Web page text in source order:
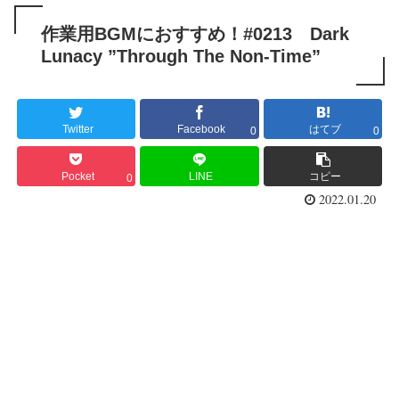
作業用BGMにおすすめ！#0213 Dark
Lunacy ”Through The Non-Time”
Twitter Facebook 0 はてブ 0
Pocket 0 LINE コピー
2022.01.20